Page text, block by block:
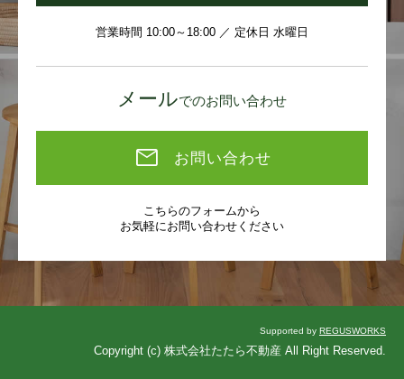
営業時間 10:00～18:00 ／ 定休日 水曜日
メールでのお問い合わせ
お問い合わせ
こちらのフォームから
お気軽にお問い合わせください
Supported by REGUSWORKS
Copyright (c) 株式会社たたら不動産 All Right Reserved.